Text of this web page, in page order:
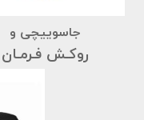
جاسوییچی و
روکـش فـرمـان